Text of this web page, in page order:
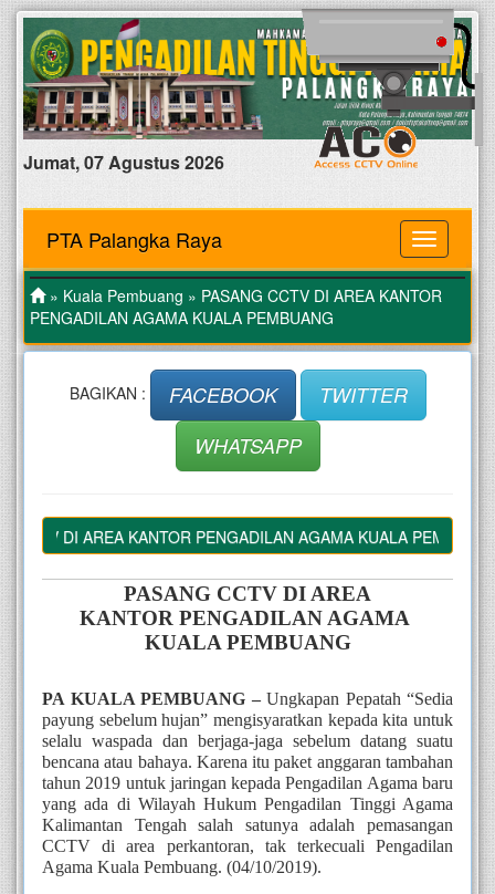
Jumat, 07 Agustus 2026
MENU
PTA Palangka Raya
» Kuala Pembuang » PASANG CCTV DI AREA KANTOR
PENGADILAN AGAMA KUALA PEMBUANG
BAGIKAN : FACEBOOK
TWITTER
WHATSAPP
DI AREA KANTOR PENGADILAN AGAMA KUALA PEMBUANG
PASANG CCTV DI AREA
KANTOR PENGADILAN AGAMA
KUALA PEMBUANG
PA KUALA PEMBUANG – Ungkapan Pepatah “Sedia
payung sebelum hujan” mengisyaratkan kepada kita untuk
selalu waspada dan berjaga-jaga sebelum datang suatu
bencana atau bahaya. Karena itu paket anggaran tambahan
tahun 2019 untuk jaringan kepada Pengadilan Agama baru
yang ada di Wilayah Hukum Pengadilan Tinggi Agama
Kalimantan Tengah salah satunya adalah pemasangan
CCTV di area perkantoran, tak terkecuali Pengadilan
Agama Kuala Pembuang. (04/10/2019).